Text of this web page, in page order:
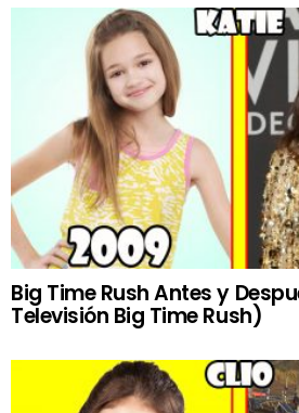
Big Time Rush Antes y
Televisión Big Time Rush)